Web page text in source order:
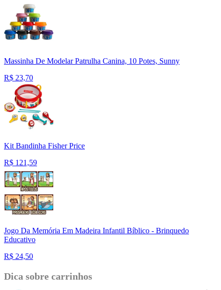
Massinha De Modelar Patrulha Canina, 10 Potes, Sunny
R$ 23,70
Kit Bandinha Fisher Price
R$ 121,59
Jogo Da Memória Em Madeira Infantil Bíblico - Brinquedo
Educativo
R$ 24,50
Dica sobre carrinhos